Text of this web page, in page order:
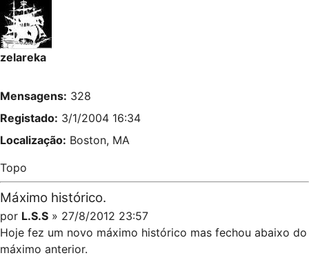
zelareka
Mensagens: 328
Registado: 3/1/2004 16:34
Localização: Boston, MA
Topo
Máximo histórico.
por L.S.S » 27/8/2012 23:57
Hoje fez um novo máximo histórico mas fechou abaixo do
máximo anterior.